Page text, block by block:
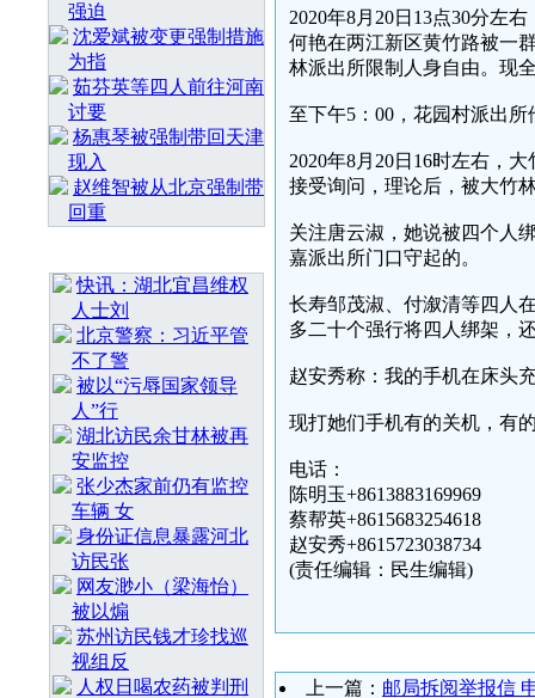
强迫
沈爱斌被变更强制措施
为指
茹芬英等四人前往河南
讨要
杨惠琴被强制带回天津
现入
赵维智被从北京强制带
回重
快讯：湖北宜昌维权
人士刘
北京警察：习近平管
不了警
被以“污辱国家领导
人”行
湖北访民余甘林被再
安监控
张少杰家前仍有监控
车辆 女
身份证信息暴露河北
访民张
网友渺小（梁海怡）
被以煽
苏州访民钱才珍找巡
视组反
人权日喝农药被判刑
2020年8月20日13点30分左
何艳在两江新区黄竹路被一
林派出所限制人身自由。现
至下午5：00，花园村派出
2020年8月20日16时左右，
接受询问，理论后，被大竹
关注唐云淑，她说被四个人
嘉派出所门口守起的。
长寿邹茂淑、付溆清等四人
多二十个强行将四人绑架，
赵安秀称：我的手机在床头
现打她们手机有的关机，有
电话：
陈明玉+8613883169969
蔡帮英+8615683254618
赵安秀+8615723038734
(责任编辑：民生编辑)
上一篇： 邮局拆阅举报信